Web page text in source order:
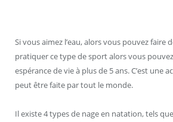
Si vous aimez l’eau, alors vous pouvez faire
pratiquer ce type de sport alors vous
espérance de vie à plus de 5 ans. C’est une
peut être faite par tout le monde.
Il existe 4 types de nage en natation, tels